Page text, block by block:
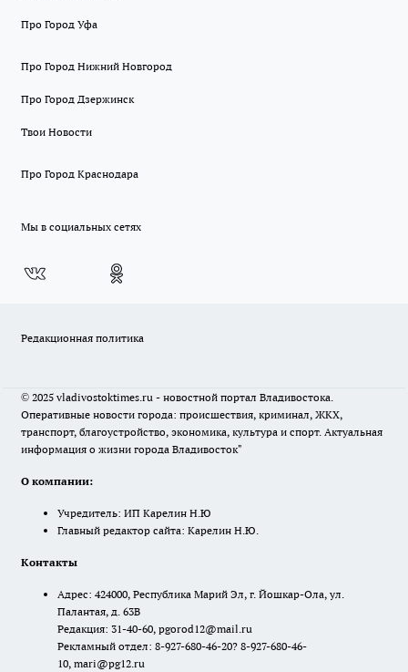
Про Город Уфа
Про Город Нижний Новгород
Про Город Дзержинск
Твои Новости
Про Город Краснодара
Мы в социальных сетях
Редакционная политика
© 2025 vladivostoktimes.ru - новостной портал Владивостока.
Оперативные новости города: происшествия, криминал, ЖКХ,
транспорт, благоустройство, экономика, культура и спорт. Актуальная
информация о жизни города Владивосток"
О компании:
Учредитель: ИП Карелин Н.Ю
Главный редактор сайта: Карелин Н.Ю.
Контакты
Адрес: 424000, Республика Марий Эл, г. Йошкар-Ола, ул.
Палантая, д. 63В
Редакция: 31-40-60, pgorod12@mail.ru
Рекламный отдел: 8-927-680-46-20? 8-927-680-46-
10, mari@pg12.ru